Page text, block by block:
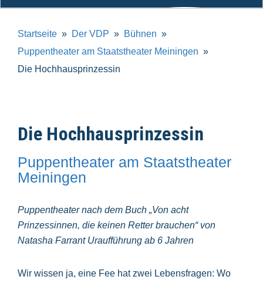
Startseite Der VDP
Bühnen
Puppentheater am Staatstheater Meiningen
Die Hochhausprinzessin
Die Hochhausprinzessin
Puppentheater am Staatstheater
Meiningen
Puppentheater nach dem Buch „Von acht
Prinzessinnen, die keinen Retter brauchen“ von
Natasha Farrant Uraufführung ab 6 Jahren
Wir wissen ja, eine Fee hat zwei Lebensfragen: Wo